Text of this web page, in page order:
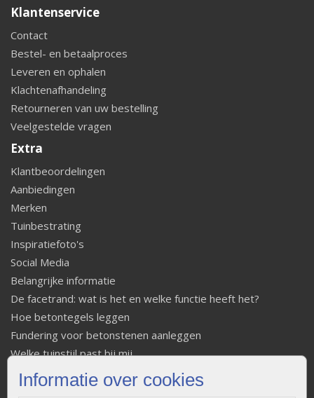
Informatie over cookies
Klantenservice
Contact
Bestel- en betaalproces
Leveren en ophalen
Klachtenafhandeling
Retourneren van uw bestelling
Veelgestelde vragen
Extra
Klantbeoordelingen
Aanbiedingen
Merken
Tuinbestrating
Inspiratiefoto's
Social Media
Belangrijke informatie
De facetrand: wat is het en welke functie heeft het?
Hoe betontegels leggen
Fundering voor betonstenen aanleggen
Welke tuinstijl past bij mij
Strakke tuin inrichten
Legverbanden gebakken bestrating